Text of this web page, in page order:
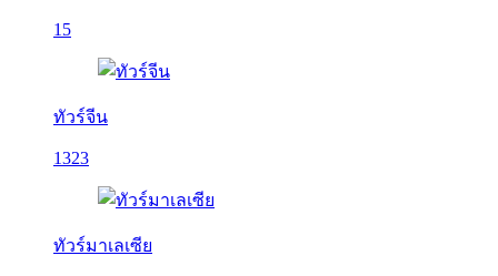
15
ทัวร์จีน
1323
ทัวร์มาเลเซีย